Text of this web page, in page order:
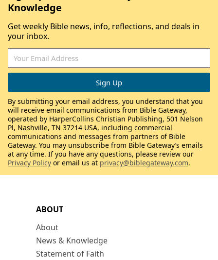
ABOUT
About
News & Knowledge
Statement of Faith
Knowledge
Get weekly Bible news, info, reflections, and deals in
your inbox.
By submitting your email address, you understand that you
will receive email communications from Bible Gateway,
operated by HarperCollins Christian Publishing, 501 Nelson
Pl, Nashville, TN 37214 USA, including commercial
communications and messages from partners of Bible
Gateway. You may unsubscribe from Bible Gateway’s emails
at any time. If you have any questions, please review our
Privacy Policy or email us at privacy@biblegateway.com.